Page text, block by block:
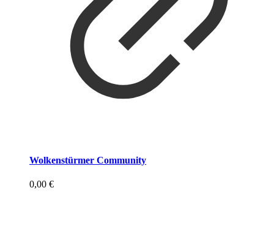
Wolkenstürmer Community
0,00 €